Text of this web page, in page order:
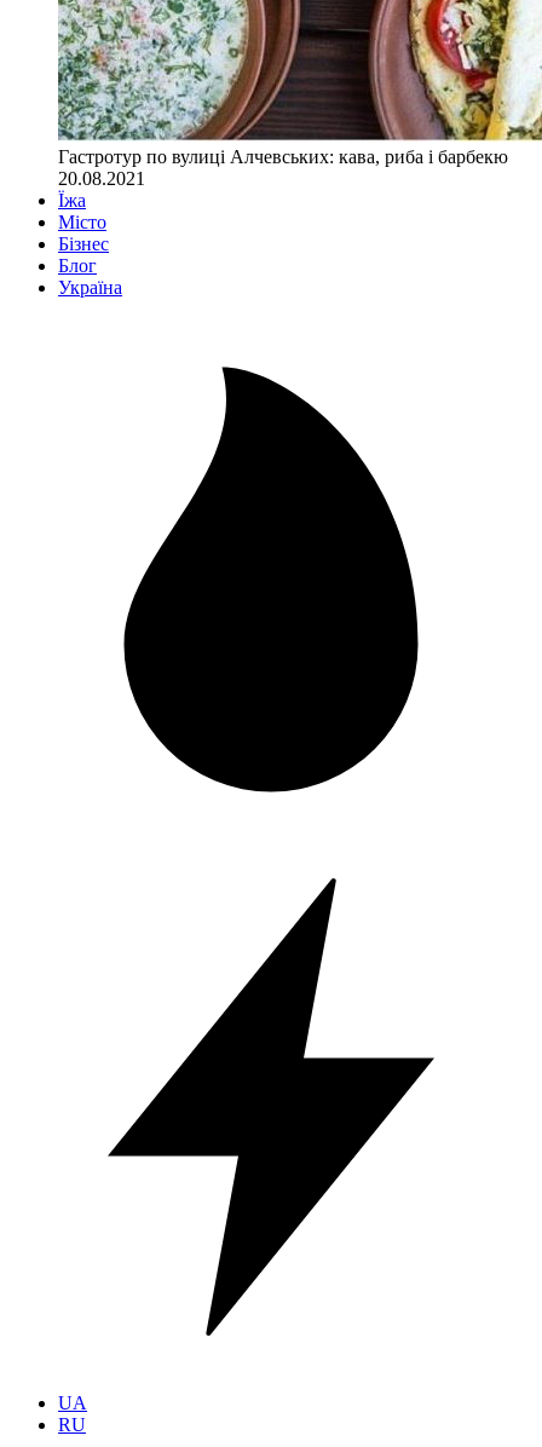
Гастротур по вулиці Алчевських: кава, риба і барбекю
20.08.2021
Їжа
Місто
Бізнес
Блог
Україна
UA
RU